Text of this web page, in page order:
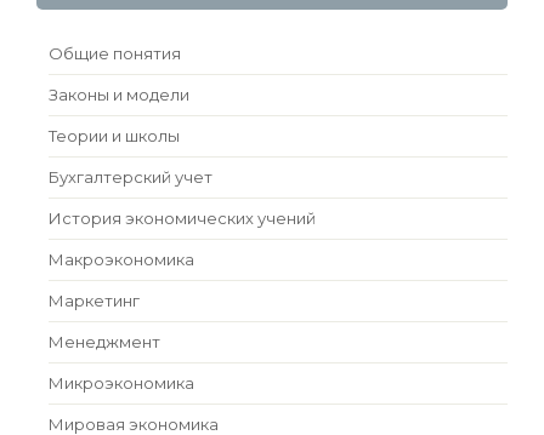
Общие понятия
Законы и модели
Теории и школы
Бухгалтерский учет
История экономических учений
Макроэкономика
Маркетинг
Менеджмент
Микроэкономика
Мировая экономика